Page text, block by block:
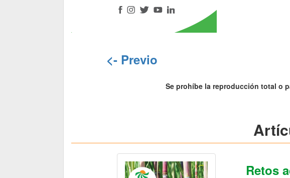
<- Previo
Se prohíbe la reproducción total o
Retos